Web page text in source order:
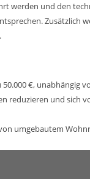
werden und den
Zusätzlich
€, unabhängig
reduzieren und sich
umgebautem